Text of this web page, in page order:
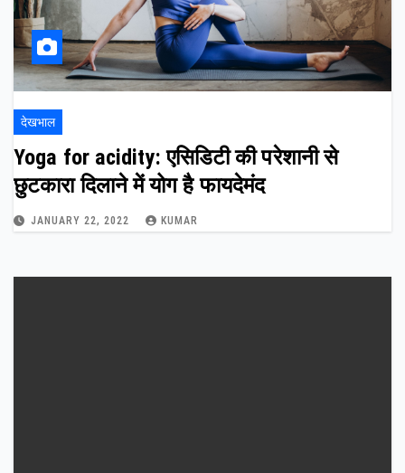
देखभाल
Yoga for acidity: एसिडिटी की परेशानी से
छुटकारा दिलाने में योग है फायदेमंद
JANUARY 22, 2022 KUMAR